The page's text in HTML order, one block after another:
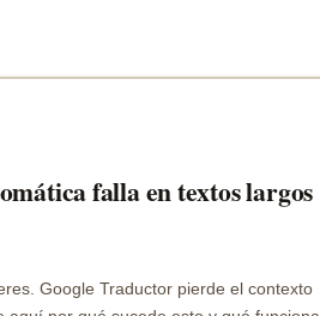
falla en textos largos
Google Traductor pierde el contexto